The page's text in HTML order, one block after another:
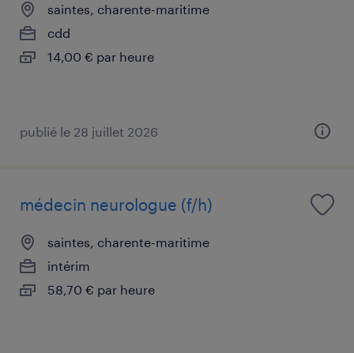
saintes, charente-maritime
cdd
14,00 € par heure
publié le 28 juillet 2026
médecin neurologue (f/h)
saintes, charente-maritime
intérim
58,70 € par heure